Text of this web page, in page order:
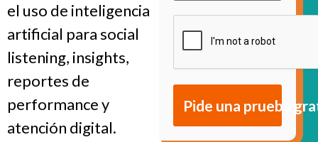
el uso de inteligencia
artificial para social
listening, insights,
reportes de
performance y
atención digital.
Pide una prueba